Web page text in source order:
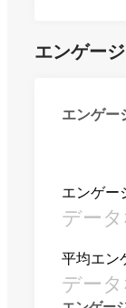
エンゲー
エンゲー
エンゲー
デー
平均エン
デー